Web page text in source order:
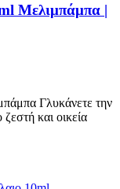
Μελιμπάμπα |
Γλυκάνετε την
και οικεία